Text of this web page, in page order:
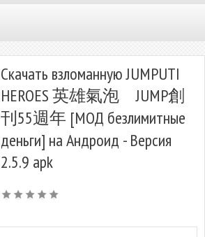
Скачать взломанную JUMPUTI
HEROES 英雄氣泡 JUMP創
刊55週年 [МОД безлимитные
деньги] на Андроид - Версия
2.5.9 apk